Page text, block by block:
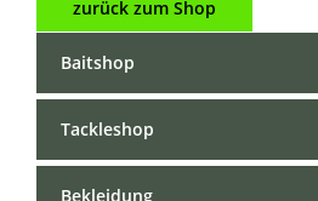
zurück zum Shop
Baitshop
Tackleshop
Bekleidung